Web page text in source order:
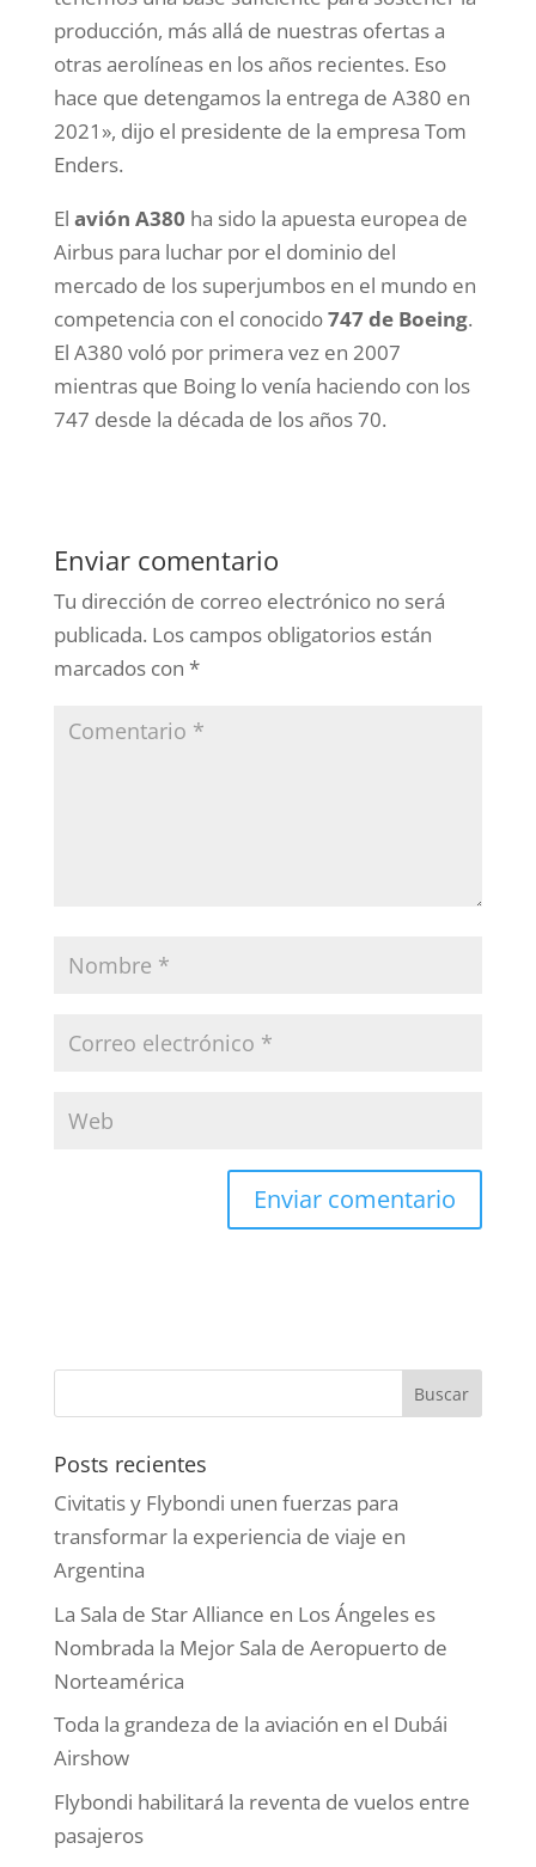
producción, más allá de nuestras ofertas a
otras aerolíneas en los años recientes. Eso
hace que detengamos la entrega de A380 en
2021», dijo el presidente de la empresa Tom
Enders.
El avión A380 ha sido la apuesta europea de
Airbus para luchar por el dominio del
mercado de los superjumbos en el mundo en
competencia con el conocido747 de Boeing.
El A380 voló por primera vez en 2007
mientras que Boing lo venía haciendo con los
747 desde la década de los años 70.
Enviar comentario
Tu dirección de correo electrónico no será
publicada. Los campos obligatorios están
marcados con *
Posts recientes
Civitatis y Flybondi unen fuerzas para
transformar la experiencia de viaje en
Argentina
La Sala de Star Alliance en Los Ángeles es
Nombrada la Mejor Sala de Aeropuerto de
Norteamérica
Toda la grandeza de la aviación en el Dubái
Airshow
Flybondi habilitará la reventa de vuelos entre
pasajeros